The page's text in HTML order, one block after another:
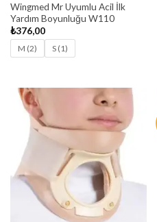
Wingmed Mr Uyumlu Acil İlk
Yardım Boyunluğu W110
₺376,00
M (2) S (1)